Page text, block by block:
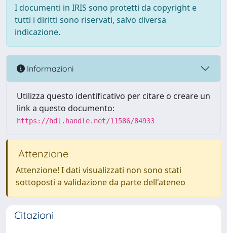
I documenti in IRIS sono protetti da copyright e
tutti i diritti sono riservati, salvo diversa
indicazione.
Informazioni
Utilizza questo identificativo per citare o creare un
link a questo documento:
https://hdl.handle.net/11586/84933
Attenzione
Attenzione! I dati visualizzati non sono stati
sottoposti a validazione da parte dell'ateneo
Citazioni